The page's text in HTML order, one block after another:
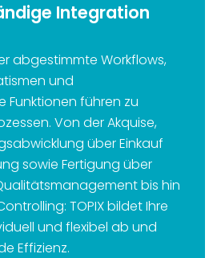
Integration
abgestimmte Workflows,
und
Funktionen führen zu
Von der Akquise,
über Einkauf
sowie Fertigung über
bis hin
TOPIX bildet Ihre
und flexibel ab und
Effizienz.